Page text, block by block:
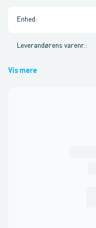
Enhed :
Leverandørens varenr. :
Vis mere